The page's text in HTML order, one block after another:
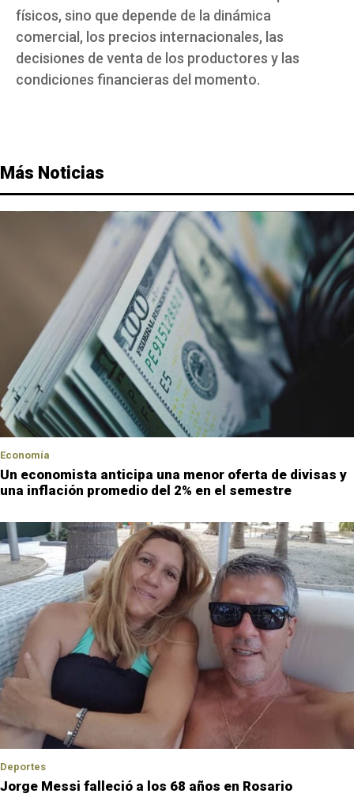
físicos, sino que depende de la dinámica
comercial, los precios internacionales, las
decisiones de venta de los productores y las
condiciones financieras del momento.
Más Noticias
Economía
Un economista anticipa una menor oferta de divisas y
una inflación promedio del 2% en el semestre
Deportes
Jorge Messi falleció a los 68 años en Rosario